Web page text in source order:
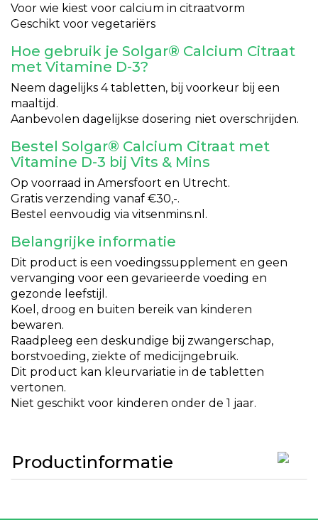
Voor wie kiest voor calcium in citraatvorm
Geschikt voor vegetariërs
Hoe gebruik je Solgar® Calcium Citraat
met Vitamine D-3?
Neem dagelijks 4 tabletten, bij voorkeur bij een
maaltijd.
Aanbevolen dagelijkse dosering niet overschrijden.
Bestel Solgar® Calcium Citraat met
Vitamine D-3 bij Vits & Mins
Op voorraad in Amersfoort en Utrecht.
Gratis verzending vanaf €30,-.
Bestel eenvoudig via vitsenmins.nl.
Belangrijke informatie
Dit product is een voedingssupplement en geen
vervanging voor een gevarieerde voeding en
gezonde leefstijl.
Koel, droog en buiten bereik van kinderen
bewaren.
Raadpleeg een deskundige bij zwangerschap,
borstvoeding, ziekte of medicijngebruik.
Dit product kan kleurvariatie in de tabletten
vertonen.
Niet geschikt voor kinderen onder de 1 jaar.
Productinformatie